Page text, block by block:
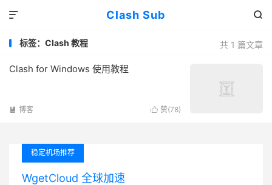
Clash Sub 

共 1 篇文章
标签：Clash 教程
Clash for Windows 使用教程
 赞(78)
 博客
稳定机场推荐
WgetCloud 全球加速